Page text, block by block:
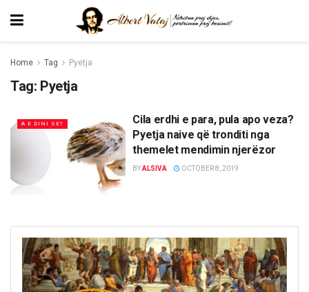
Home Tag Pyetja
Tag: Pyetja
A E DINI SE?
Cila erdhi e para, pula apo veza?
Pyetja naive që tronditi nga
themelet mendimin njerëzor
BYALSIVA OCTOBER 8, 2019